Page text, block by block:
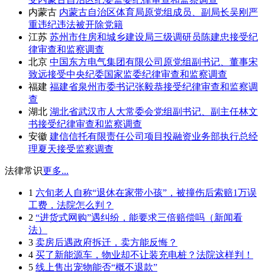
内蒙古 内蒙古自治区体育局原党组成员、副局长吴刚严
重违纪违法被开除党籍
江苏 苏州市住房和城乡建设局三级调研员陈建忠接受纪
律审查和监察调查
北京 中国东方电气集团有限公司原党组副书记、董事宋
致远接受中央纪委国家监委纪律审查和监察调查
福建 福建省泉州市委书记张毅恭接受纪律审查和监察调
查
湖北 湖北省武汉市人大常委会党组副书记、副主任林文
书接受纪律审查和监察调查
安徽 建信信托有限责任公司项目投融资业务部执行总经
理夏天接受监察调查
法律常识更多...
1 六旬老人自称“退休在家带小孩”，被撞伤后索赔1万误
工费，法院怎么判？
2 “进货式网购”遇纠纷，能要求三倍赔偿吗（新闻看
法）
3 卖房后遇政府拆迁，卖方能反悔？
4 买了新能源车，物业却不让装充电桩？法院这样判！
5 线上售出宠物能否“概不退款”